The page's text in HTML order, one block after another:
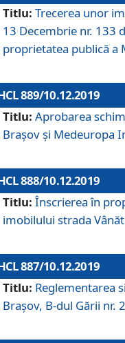
Titlu: Trecerea unor
13 Decembrie nr. 133
proprietatea publică a
889/10.12.2019
Titlu: Aprobarea
Brașov și Medeuropa
888/10.12.2019
Titlu: Înscrierea în
imobilului strada
887/10.12.2019
Titlu: Reglementarea
Brașov, B-dul Gării nr.